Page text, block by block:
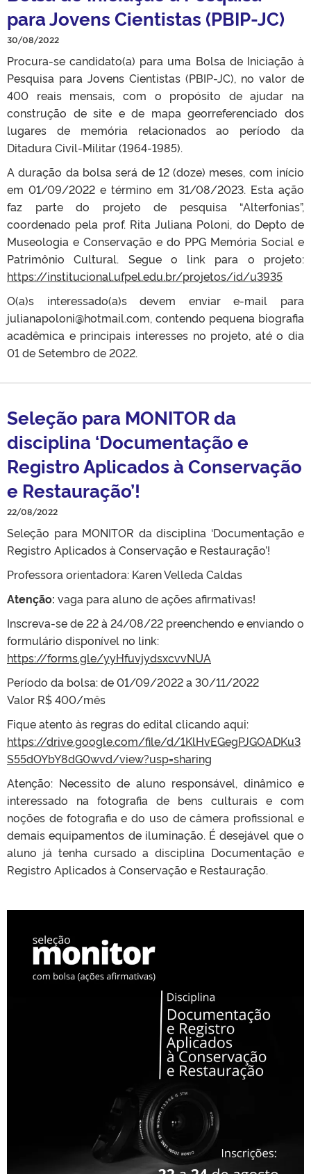
para Jovens Cientistas (PBIP-JC)
30/08/2022
Procura-se candidato(a) para uma Bolsa de Iniciação à
Pesquisa para Jovens Cientistas (PBIP-JC), no valor de
400 reais mensais, com o propósito de ajudar na
construção de site e de mapa georreferenciado dos
lugares de memória relacionados ao período da
Ditadura Civil-Militar (1964-1985).
A duração da bolsa será de 12 (doze) meses, com início
em 01/09/2022 e término em 31/08/2023. Esta ação
faz parte do projeto de pesquisa “Alterfonias”,
coordenado pela prof. Rita Juliana Poloni, do Depto de
Museologia e Conservação e do PPG Memória Social e
Patrimônio Cultural. Segue o link para o projeto:
https://institucional.ufpel.edu.br/projetos/id/u3935
O(a)s interessado(a)s devem enviar e-mail para
julianapoloni@hotmail.com, contendo pequena biografia
acadêmica e principais interesses no projeto, até o dia
01 de Setembro de 2022.
Seleção para MONITOR da
disciplina ‘Documentação e
Registro Aplicados à Conservação
e Restauração’!
22/08/2022
Seleção para MONITOR da disciplina ‘Documentação e
Registro Aplicados à Conservação e Restauração’!
Professora orientadora: Karen Velleda Caldas
Atenção: vaga para aluno de ações afirmativas!
Inscreva-se de 22 à 24/08/22 preenchendo e enviando o
formulário disponível no link:
https://forms.gle/yyHfuvjydsxcvvNUA
Período da bolsa: de 01/09/2022 a 30/11/2022
Valor R$ 400/mês
Fique atento às regras do edital clicando aqui:
https://drive.google.com/file/d/1KlHvEGegPJGOADKu3
S55dOYbY8dG0wvd/view?usp=sharing
Atenção: Necessito de aluno responsável, dinâmico e
interessado na fotografia de bens culturais e com
noções de fotografia e do uso de câmera profissional e
demais equipamentos de iluminação. É desejável que o
aluno já tenha cursado a disciplina Documentação e
Registro Aplicados à Conservação e Restauração.